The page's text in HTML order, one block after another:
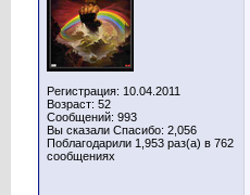
Регистрация: 10.04.2011
Возраст: 52
Сообщений: 993
Вы сказали Спасибо: 2,056
Поблагодарили 1,953 раз(а) в 762
сообщениях